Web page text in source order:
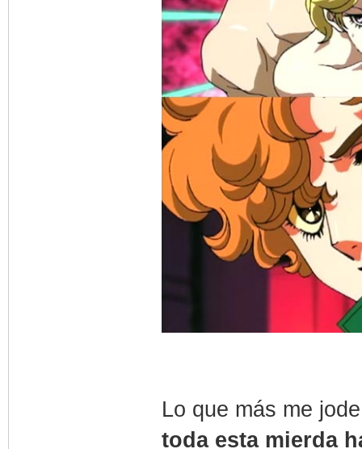
Lo que más me
toda esta mierda